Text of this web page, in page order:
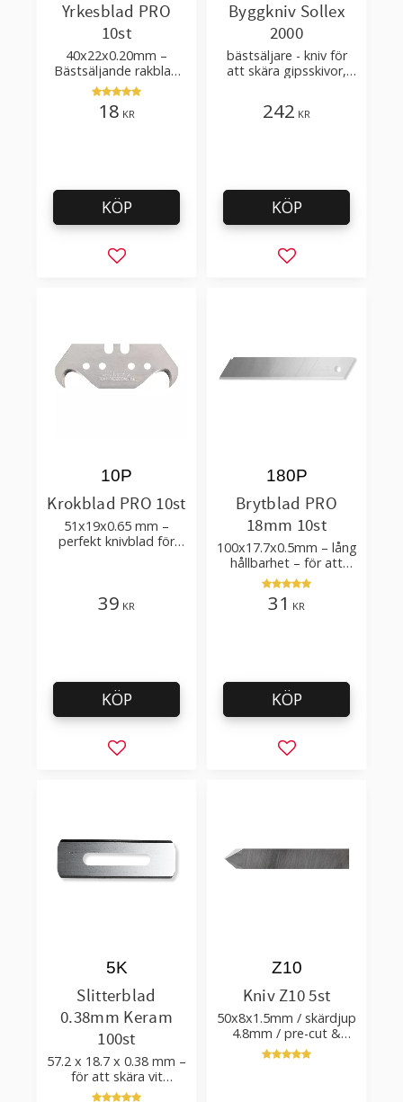
Yrkesblad PRO
10st
40x22x0.20mm –
Bästsäljande rakblad
för att skära tapet, tyg,
filt, hobby bruk
18 KR
Lägg till i favoriter
KÖP
Byggkniv Sollex
2000
bästsäljare - kniv för
att skära gipsskivor,
242 KR
Lägg till i
KÖP
Krokblad PRO 10st
51x19x0.65 mm –
perfekt knivblad för
10P
39 KR
Lägg till i favoriter
KÖP
Brytblad PRO
18mm 10st
100x17.7x0.5mm – lång
hållbarhet – för att
skära kartong, tapet
och golvmaterial
180P
31 KR
Lägg till i
KÖP
Slitterblad
0.38mm Keram
100st
57.2 x 18.7 x 0.38 mm –
för att skära vit
plastfilm med tillsatser
5K
Kniv Z10 5st
50x8x1.5mm / skärdjup
4.8mm / pre-cut &
post-cut 0.84xTm /
skärvinkel 50°
Z10